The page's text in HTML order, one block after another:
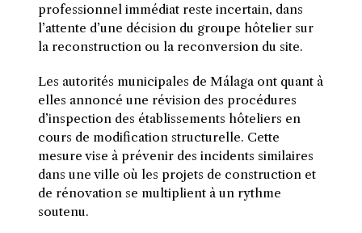
professionnel immédiat reste incertain, dans
l’attente d’une décision du groupe hôtelier sur
la reconstruction ou la reconversion du site.
Les autorités municipales de Málaga ont quant à
elles annoncé une révision des procédures
d’inspection des établissements hôteliers en
cours de modification structurelle. Cette
mesure vise à prévenir des incidents similaires
dans une ville où les projets de construction et
de rénovation se multiplient à un rythme
soutenu.